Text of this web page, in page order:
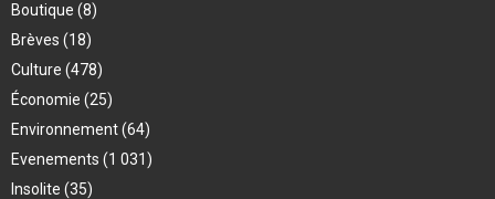
Boutique (8)
Brèves (18)
Culture (478)
Économie (25)
Environnement(64)
Evenements (1 031)
Insolite (35)